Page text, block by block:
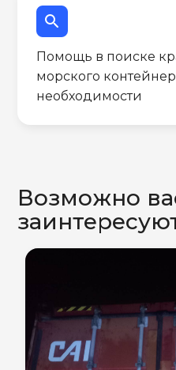
search
Помощь в поиске
морского
необходимости
Возможно